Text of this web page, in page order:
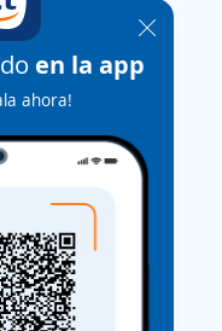
en la app
ahora!